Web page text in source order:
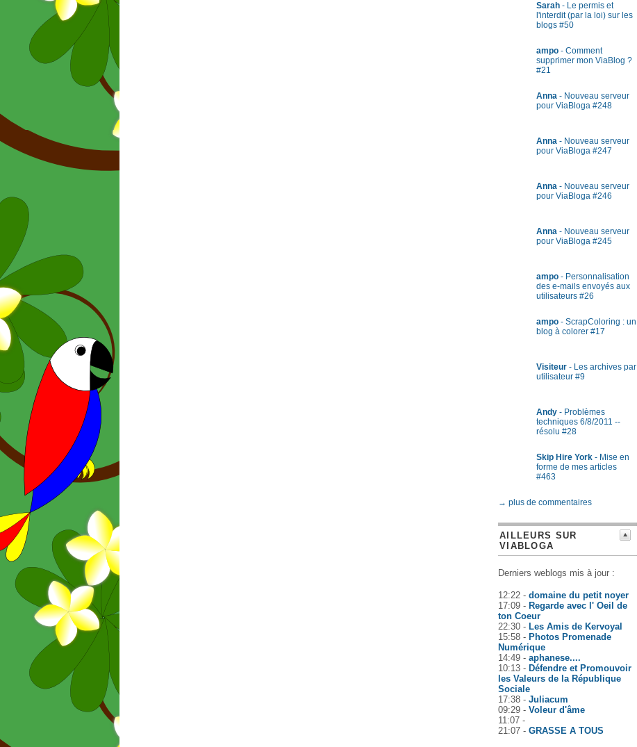
Sarah - Le permis et
l'interdit (par la loi) sur les
blogs #50
ampo - Comment
supprimer mon ViaBlog ?
#21
Anna - Nouveau serveur
pour ViaBloga #248
Anna - Nouveau serveur
pour ViaBloga #247
Anna - Nouveau serveur
pour ViaBloga #246
Anna - Nouveau serveur
pour ViaBloga #245
ampo - Personnalisation
des e-mails envoyés aux
utilisateurs #26
ampo - ScrapColoring : un
blog à colorer #17
Visiteur - Les archives par
utilisateur #9
Andy - Problèmes
techniques 6/8/2011 --
résolu #28
Skip Hire York - Mise en
forme de mes articles
#463
→ plus de commentaires
AILLEURS SUR
VIABLOGA
Derniers weblogs mis à jour :
12:22 - domaine du petit noyer
17:09 - Regarde avec l' Oeil de
ton Coeur
22:30 - Les Amis de Kervoyal
15:58 - Photos Promenade
Numérique
14:49 - aphanese....
10:13 - Défendre et Promouvoir
les Valeurs de la République
Sociale
17:38 - Juliacum
09:29 - Voleur d'âme
11:07 -
21:07 - GRASSE A TOUS